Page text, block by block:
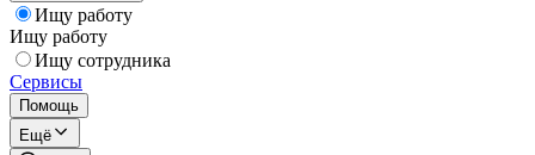
Ищу работу
Ищу работу
Ищу сотрудника
Сервисы
Помощь
Ещё